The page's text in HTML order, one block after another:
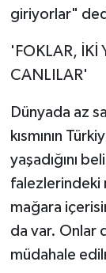
giriyorlar"
'FOKLAR, İKİ
CANLILAR'
Dünyada az
kısmının
yaşadığını
falezlerindeki
mağara
da var. Onlar
müdahale